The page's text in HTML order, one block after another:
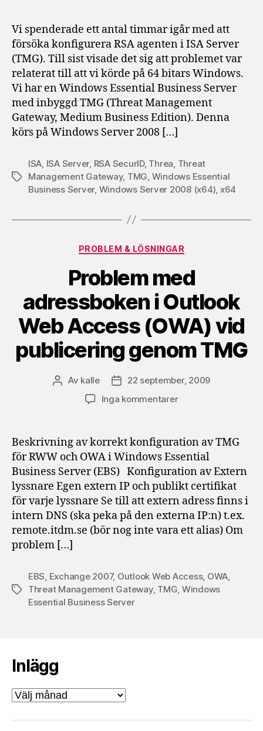
RSA
konfiguration
för
Microsoft
TMG/ISA
på
Windows
2008
Vi spenderade ett antal timmar igår med att
försöka konfigurera RSA agenten i ISA Server
(TMG). Till sist visade det sig att problemet var
relaterat till att vi körde på 64 bitars Windows.
Vi har en Windows Essential Business Server
med inbyggd TMG (Threat Management
Gateway, Medium Business Edition). Denna
körs på Windows Server 2008 […]
Etiketter
ISA ISA Server, RSA SecurID, Threa Threat
Management Gateway, TMG Windows Essential
Business Server, Windows Server 2008 (x64) x64
Kategorier
PROBLEM & LÖSNINGAR
Problem med
adressboken i Outlook
Web Access (OWA) vid
publicering genom TMG
Inläggsförfattare
Av kalle Inläggsdatum
22 september, 2009
Inga kommentarertill
adressboken
Outlook
Web
Access
(OWA)
vid
publicering
Beskrivning av korrekt konfiguration av TMG
för RWW och OWA i Windows Essential
Business Server (EBS) Konfiguration av Extern
lyssnare Egen extern IP och publikt certifikat
för varje lyssnare Se till att extern adress finns i
intern DNS (ska peka på den externa IP:n) t.ex.
remote.itdm.se (bör nog inte vara ett alias) Om
problem […]
Etiketter
EBS, Exchange 2007, Outlook Web Access, OWA,
Threat Management Gateway, TMG, Windows
Essential Business Server
Inlägg
Inlägg